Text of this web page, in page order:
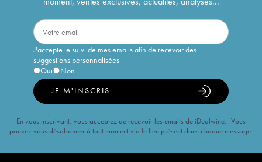
J'accepte le suivi de mes emails afin de recevoir des
suggestions personnalisées
Oui
Non
JE M'INSCRIS
En vous inscrivant, vous acceptez de recevoir les emails de iDealwine. Vous
pouvez vous désabonner à tout moment via le lien présent dans chaque message.